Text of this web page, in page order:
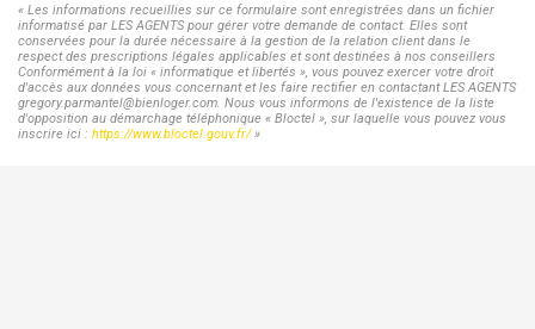
« Les informations recueillies sur ce formulaire sont enregistrées dans un fichier
informatisé par LES AGENTS pour gérer votre demande de contact. Elles sont
conservées pour la durée nécessaire à la gestion de la relation client dans le
respect des prescriptions légales applicables et sont destinées à nos conseillers
Conformément à la loi « informatique et libertés », vous pouvez exercer votre droit
d'accès aux données vous concernant et les faire rectifier en contactant LES AGENTS
gregory.parmantel@bienloger.com. Nous vous informons de l'existence de la liste
d'opposition au démarchage téléphonique « Bloctel », sur laquelle vous pouvez vous
inscrire ici : https://www.bloctel.gouv.fr/»